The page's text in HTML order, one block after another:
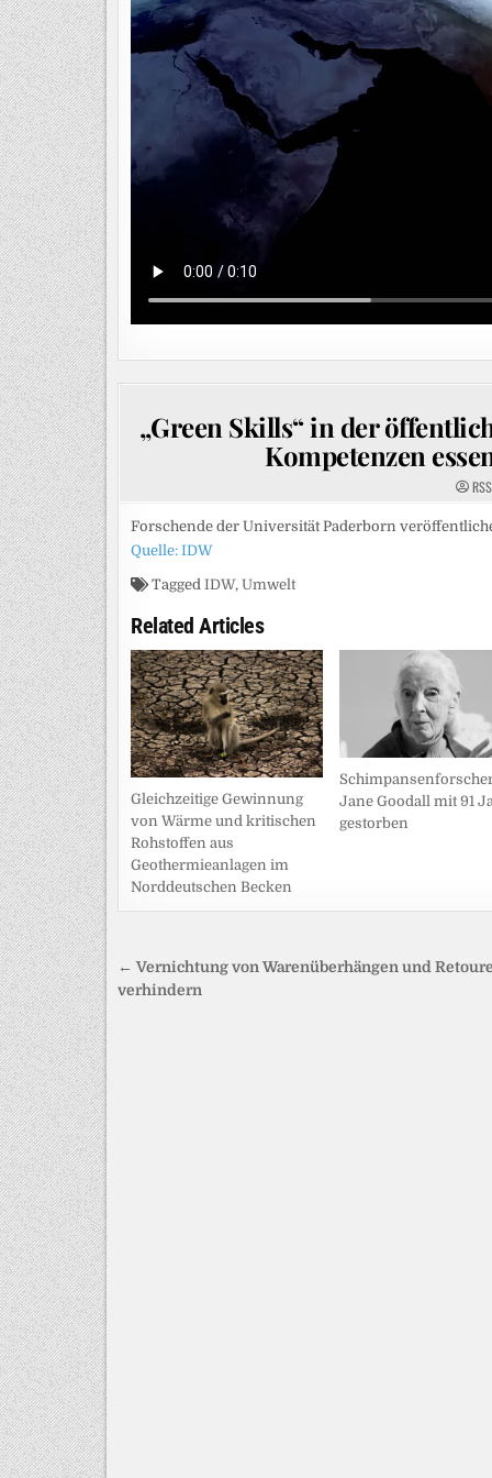
„Green Skills“ in der
Kompetenzen
Forschende der Universität Paderborn
Quelle: IDW
Tagged IDW, Umwelt
Related Articles
Gleichzeitige Gewinnung
von Wärme und kritischen
Rohstoffen aus
Geothermieanlagen im
Norddeutschen Becken
Jane Goodall mit 91
gestorben
Beitragsnavigation
← Vernichtung von Warenüberhängen und
verhindern